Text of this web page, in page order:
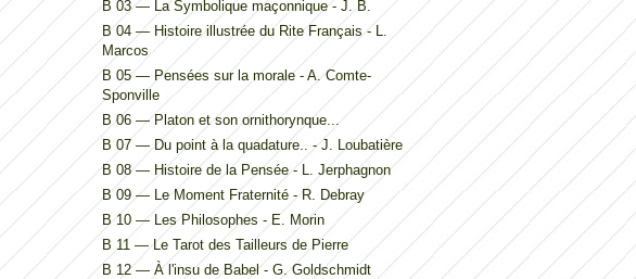
B 03 — La Symbolique maçonnique - J. B.
B 04 — Histoire illustrée du Rite Français - L.
Marcos
B 05 — Pensées sur la morale - A. Comte-
Sponville
B 06 — Platon et son ornithorynque...
B 07 — Du point à la quadature.. - J. Loubatière
B 08 — Histoire de la Pensée - L. Jerphagnon
B 09 — Le Moment Fraternité - R. Debray
B 10 — Les Philosophes - E. Morin
B 11 — Le Tarot des Tailleurs de Pierre
B 12 — À l'insu de Babel - G. Goldschmidt